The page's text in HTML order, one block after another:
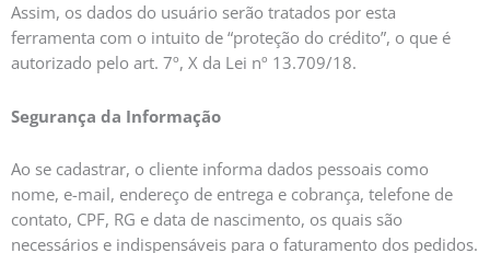
Assim, os dados do usuário serão tratados por esta
ferramenta com o intuito de “proteção do crédito”, o que é
autorizado pelo art. 7º, X da Lei nº 13.709/18.
Segurança da Informação
Ao se cadastrar, o cliente informa dados pessoais como
nome, e-mail, endereço de entrega e cobrança, telefone de
contato, CPF, RG e data de nascimento, os quais são
necessários e indispensáveis para o faturamento dos pedidos.